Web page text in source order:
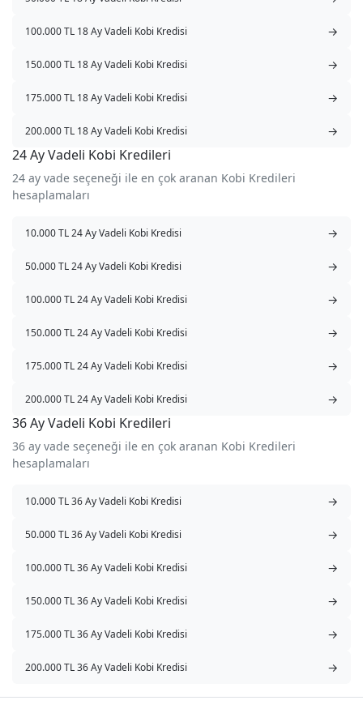
100.000 TL 18 Ay Vadeli Kobi Kredisi →
150.000 TL 18 Ay Vadeli Kobi Kredisi →
175.000 TL 18 Ay Vadeli Kobi Kredisi →
200.000 TL 18 Ay Vadeli Kobi Kredisi →
24 Ay Vadeli Kobi Kredileri
24 ay vade seçeneği ile en çok aranan Kobi Kredileri
hesaplamaları
10.000 TL 24 Ay Vadeli Kobi Kredisi →
50.000 TL 24 Ay Vadeli Kobi Kredisi →
100.000 TL 24 Ay Vadeli Kobi Kredisi →
150.000 TL 24 Ay Vadeli Kobi Kredisi →
175.000 TL 24 Ay Vadeli Kobi Kredisi →
200.000 TL 24 Ay Vadeli Kobi Kredisi →
36 Ay Vadeli Kobi Kredileri
36 ay vade seçeneği ile en çok aranan Kobi Kredileri
hesaplamaları
10.000 TL 36 Ay Vadeli Kobi Kredisi →
50.000 TL 36 Ay Vadeli Kobi Kredisi →
100.000 TL 36 Ay Vadeli Kobi Kredisi →
150.000 TL 36 Ay Vadeli Kobi Kredisi →
175.000 TL 36 Ay Vadeli Kobi Kredisi →
200.000 TL 36 Ay Vadeli Kobi Kredisi →